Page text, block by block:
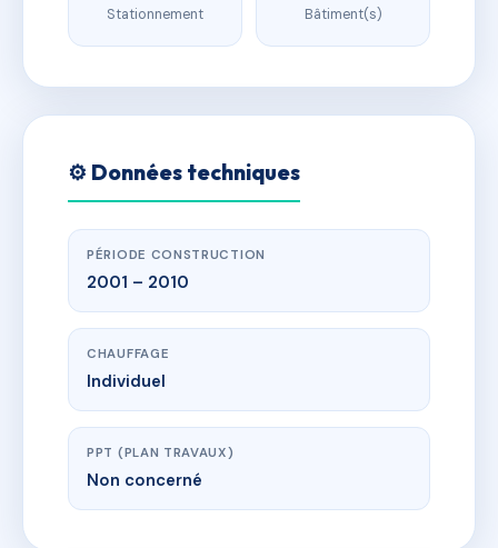
Stationnement Bâtiment(s)
⚙️ Données techniques
PÉRIODE CONSTRUCTION
2001 – 2010
CHAUFFAGE
Individuel
PPT (PLAN TRAVAUX)
Non concerné